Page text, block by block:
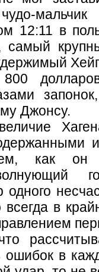
12:11 в
самый
Джонсу.
как он
всегда в
в